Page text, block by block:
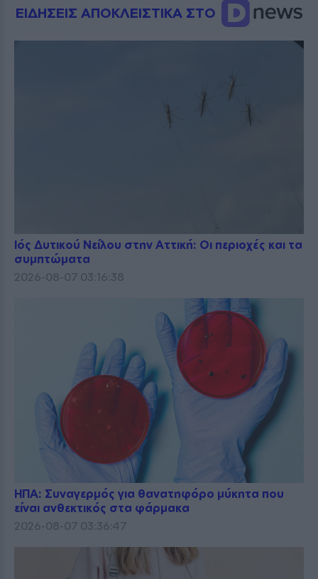
ΕΙΔΗΣΕΙΣ ΑΠΟΚΛΕΙΣΤΙΚΑ ΣΤΟ
Ιός Δυτικού Νείλου στην Αττική: Οι περιοχές και τα
συμπτώματα
2026-08-07 03:16:38
ΗΠΑ: Συναγερμός για θανατηφόρο μύκητα που
είναι ανθεκτικός στα φάρμακα
2026-08-07 03:36:47